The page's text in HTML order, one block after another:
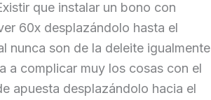
que instalar un bono con
60x desplazándolo hasta el
nunca son de la deleite igualmente
a complicar muy los cosas con el
apuesta desplazándolo hacia el